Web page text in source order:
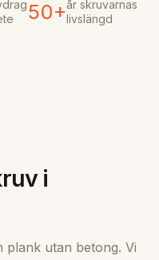
50+år skruvarnas
livslängd
i
utan betong. Vi